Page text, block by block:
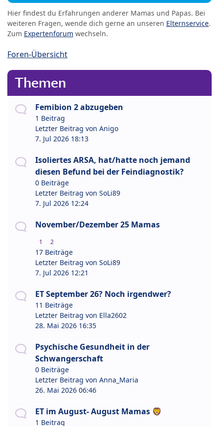
Hier findest du Erfahrungen anderer Mamas und Papas. Bei
weiteren Fragen, wende dich gerne an unseren Elternservice.
Zum Expertenforum wechseln.
Foren-Übersicht
Themen
Femibion 2 abzugeben
1 Beitrag
Letzter Beitrag von Anigo
7. Jul 2026 18:13
Isoliertes ARSA, hat/hatte noch jemand
diesen Befund bei der Feindiagnostik?
0 Beiträge
Letzter Beitrag von SoLi89
7. Jul 2026 12:24
November/Dezember 25 Mamas
1 2
17 Beiträge
Letzter Beitrag von SoLi89
7. Jul 2026 12:21
ET September 26? Noch irgendwer?
11 Beiträge
Letzter Beitrag von Ella2602
28. Mai 2026 16:35
Psychische Gesundheit in der
Schwangerschaft
0 Beiträge
Letzter Beitrag von Anna_Maria
26. Mai 2026 06:46
ET im August- August Mamas 🦁
1 Beitrag